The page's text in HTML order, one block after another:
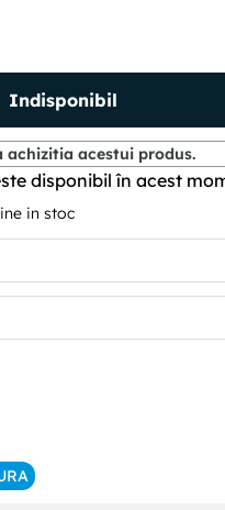
Indisponibil
achizitia acestui produs.
disponibil în acest
in stoc